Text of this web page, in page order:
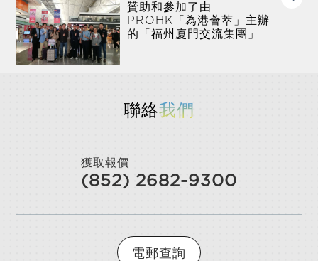
贊助和參加了由
PROHK「為港薈萃」主辦
的「福州廈門交流集團」
聯絡我們
獲取報價
(852) 2682-9300
電郵查詢